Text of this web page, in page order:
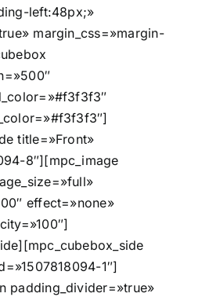
left:48px;»
margin_css=»margin-
title=»Front»
8″][mpc_image
effect=»none»
1″]
padding_divider=»true»